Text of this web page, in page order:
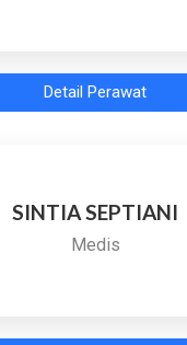
Detail Perawat
SINTIA SEPTIANI
Medis